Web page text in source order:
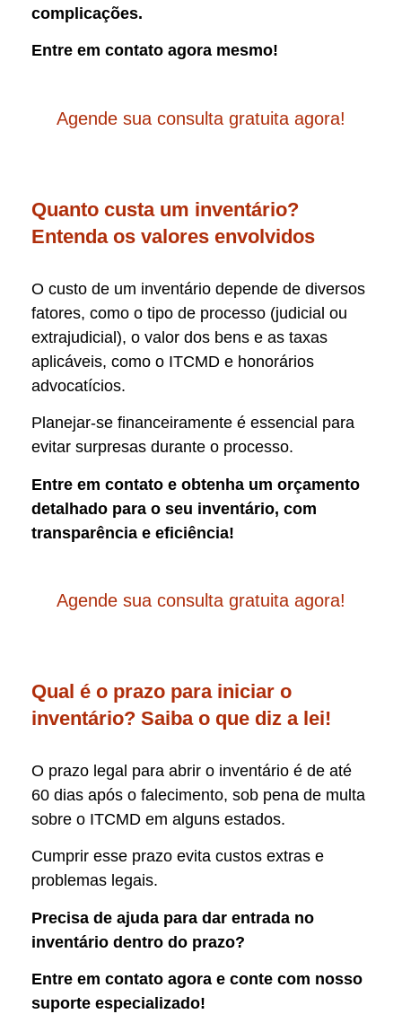
complicações.
Entre em contato agora mesmo!
Agende sua consulta gratuita agora!
Quanto custa um inventário?
Entenda os valores envolvidos
O custo de um inventário depende de diversos
fatores, como o tipo de processo (judicial ou
extrajudicial), o valor dos bens e as taxas
aplicáveis, como o ITCMD e honorários
advocatícios.
Planejar-se financeiramente é essencial para
evitar surpresas durante o processo.
Entre em contato e obtenha um orçamento
detalhado para o seu inventário, com
transparência e eficiência!
Agende sua consulta gratuita agora!
Qual é o prazo para iniciar o
inventário? Saiba o que diz a lei!
O prazo legal para abrir o inventário é de até
60 dias após o falecimento, sob pena de multa
sobre o ITCMD em alguns estados.
Cumprir esse prazo evita custos extras e
problemas legais.
Precisa de ajuda para dar entrada no
inventário dentro do prazo?
Entre em contato agora e conte com nosso
suporte especializado!